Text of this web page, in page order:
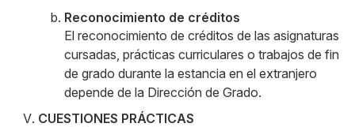
Reconocimiento de créditos
El reconocimiento de créditos de las asignaturas
cursadas, prácticas curriculares o trabajos de fin
de grado durante la estancia en el extranjero
depende de la Dirección de Grado.
CUESTIONES PRÁCTICAS